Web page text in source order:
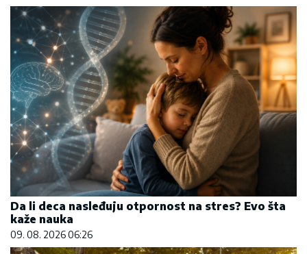
Da li deca nasleđuju otpornost na stres? Evo šta
kaže nauka
09. 08. 2026 06:26